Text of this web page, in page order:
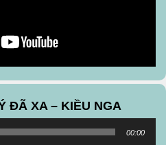
ĐÃ XA – KIỀU NGA
00:00